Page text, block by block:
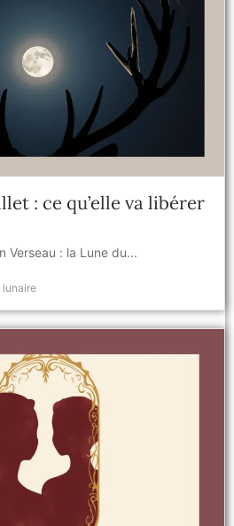
: ce qu’elle va libérer
Verseau : la Lune du...